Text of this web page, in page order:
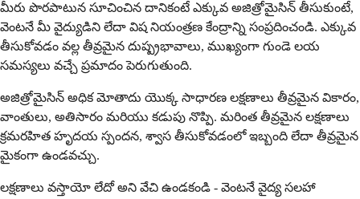
మీరు పొరపాటున సూచించిన దానికంటే ఎక్కువ అజిత్రోమైసిన్ తీసుకుంటే,
వెంటనే మీ వైద్యుడిని లేదా విష నియంత్రణ కేంద్రాన్ని సంప్రదించండి. ఎక్కువ
తీసుకోవడం వల్ల తీవ్రమైన దుష్ప్రభావాలు, ముఖ్యంగా గుండె లయ
సమస్యలు వచ్చే ప్రమాదం పెరుగుతుంది.
అజిత్రోమైసిన్ అధిక మోతాదు యొక్క సాధారణ లక్షణాలు తీవ్రమైన వికారం,
వాంతులు, అతిసారం మరియు కడుపు నొప్పి. మరింత తీవ్రమైన లక్షణాలు
క్రమరహిత హృదయ స్పందన, శ్వాస తీసుకోవడంలో ఇబ్బంది లేదా తీవ్రమైన
మైకంగా ఉండవచ్చు.
లక్షణాలు వస్తాయో లేదో అని వేచి ఉండకండి - వెంటనే వైద్య సలహా